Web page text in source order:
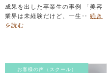
エステのプロ」になれる理
由
成果を出した卒業生の事例 「美容
業界は未経験だけど、一生‥ 続き
を読む
お客様の声（スクール）